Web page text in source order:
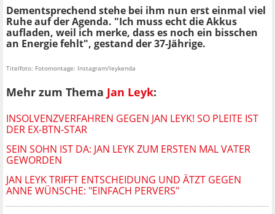
Dementsprechend stehe bei ihm nun erst einmal viel
Ruhe auf der Agenda. "Ich muss echt die Akkus
aufladen, weil ich merke, dass es noch ein bisschen
an Energie fehlt", gestand der 37-Jährige.
Titelfoto: Fotomontage: Instagram/leykenda
Mehr zum Thema Jan Leyk:
INSOLVENZVERFAHREN GEGEN JAN LEYK! SO PLEITE IST
DER EX-BTN-STAR
SEIN SOHN IST DA: JAN LEYK ZUM ERSTEN MAL VATER
GEWORDEN
JAN LEYK TRIFFT ENTSCHEIDUNG UND ÄTZT GEGEN
ANNE WÜNSCHE: "EINFACH PERVERS"